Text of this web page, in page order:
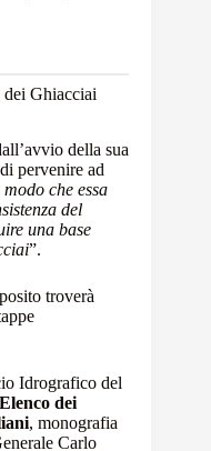
dei Ghiacciai
della sua
pervenire ad
che essa
del
una base
”.
troverà
Idrografico del
Elenco dei
, monografia
Carlo